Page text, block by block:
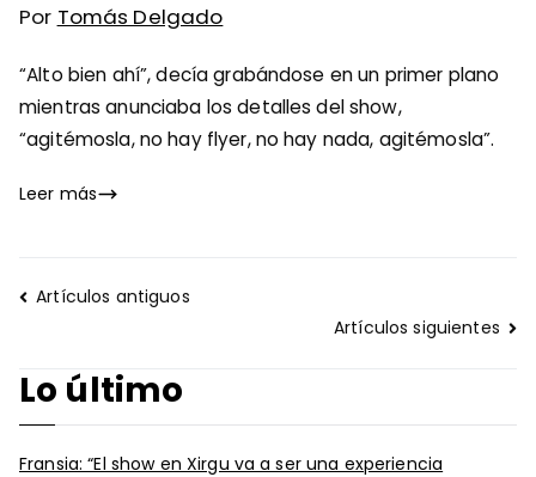
Por Tomás Delgado
“Alto bien ahí”, decía grabándose en un primer plano
mientras anunciaba los detalles del show,
“agitémosla, no hay flyer, no hay nada, agitémosla”.
Leer más
Navegación
Artículos antiguos
Artículos siguientes
Lo último
Fransia: “El show en Xirgu va a ser una experiencia